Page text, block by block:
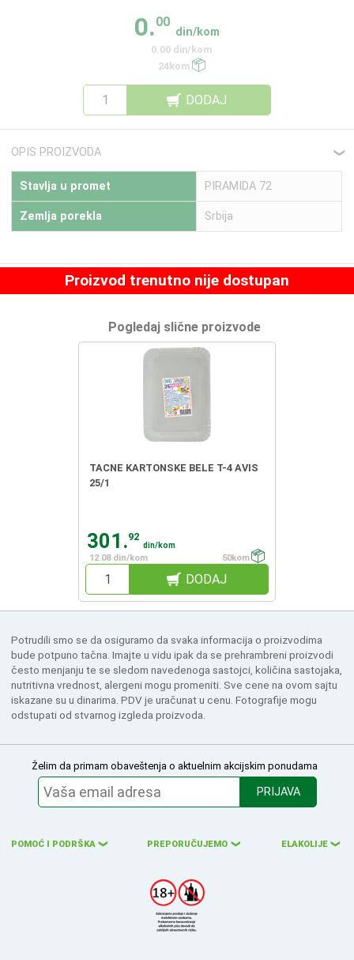
0.00
din/kom
0.00 din/kom
24kom
DODAJ
OPIS PROIZVODA ❮
Stavlja u promet PIRAMIDA 72
Zemlja porekla Srbija
Proizvod trenutno nije dostupan
Pogledaj slične proizvode
TACNE KARTONSKE BELE T-4 AVIS
25/1
301.92
din/kom
12.08 din/kom
50kom
DODAJ
Potrudili smo se da osiguramo da svaka informacija o proizvodima
bude potpuno tačna. Imajte u vidu ipak da se prehrambreni proizvodi
često menjanju te se sledom navedenoga sastojci, količina sastojaka,
nutritivna vrednost, alergeni mogu promeniti. Sve cene na ovom sajtu
iskazane su u dinarima. PDV je uračunat u cenu. Fotografije mogu
odstupati od stvarnog izgleda proizvoda.
Želim da primam obaveštenja o aktuelnim akcijskim ponudama
PRIJAVA
POMOĆ I PODRŠKA ❮ PREPORUČUJEMO ❮ ELAKOLIJE ❮